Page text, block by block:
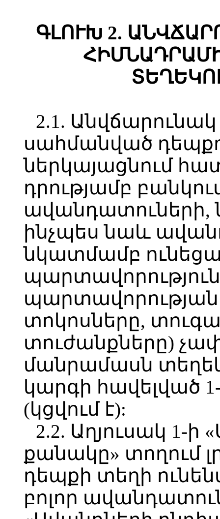
ԳԼՈՒԽ 2.
2.1.
սահմանված
ներկայացնում
դրությամբ
ավանդատուների,
ինչպես նաև
նկատմամբ
տոկոսները,
տուժանքները)
մանրամասն
կարգի հավելված
(կցվում է):
2.2. Աղյուսակ 1-
քանակը» տողում
դեպքի տեղի
բոլոր